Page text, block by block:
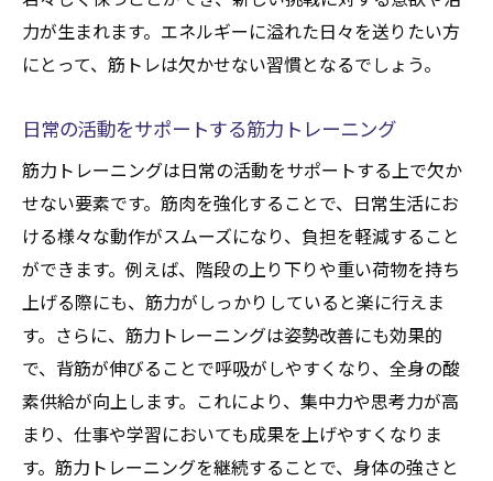
力が生まれます。エネルギーに溢れた日々を送りたい方
にとって、筋トレは欠かせない習慣となるでしょう。
日常の活動をサポートする筋力トレーニング
筋力トレーニングは日常の活動をサポートする上で欠か
せない要素です。筋肉を強化することで、日常生活にお
ける様々な動作がスムーズになり、負担を軽減すること
ができます。例えば、階段の上り下りや重い荷物を持ち
上げる際にも、筋力がしっかりしていると楽に行えま
す。さらに、筋力トレーニングは姿勢改善にも効果的
で、背筋が伸びることで呼吸がしやすくなり、全身の酸
素供給が向上します。これにより、集中力や思考力が高
まり、仕事や学習においても成果を上げやすくなりま
す。筋力トレーニングを継続することで、身体の強さと